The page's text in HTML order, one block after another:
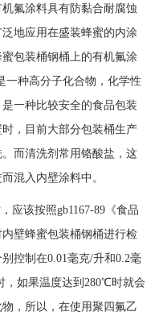
氟涂料具有防黏合耐腐蚀
地应用在盛装蜂蜜的内涂
包装桶钢桶上的有机氟涂
一种高分子化合物，化学性
一种比较安全的食品包装
，目前大部分包装桶生产
而清洗剂常用铬酸盐，这
混入内壁涂料中。
应该按照gb1167-89 《食品
壁蜂蜜包装桶钢桶进行检
控制在0.01毫克/升和0.2毫
，如果温度达到 280℃时就会
，所以，在使用聚四氟乙